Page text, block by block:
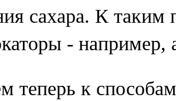
сахара. К таким
- например,
теперь к